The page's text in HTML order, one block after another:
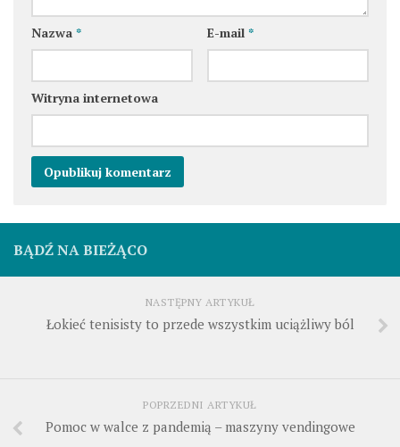
Nazwa * E-mail *
Witryna internetowa
BĄDŹ NA BIEŻĄCO
NASTĘPNY ARTYKUŁ
Łokieć tenisisty to przede wszystkim uciążliwy ból
POPRZEDNI ARTYKUŁ
Pomoc w walce z pandemią – maszyny vendingowe